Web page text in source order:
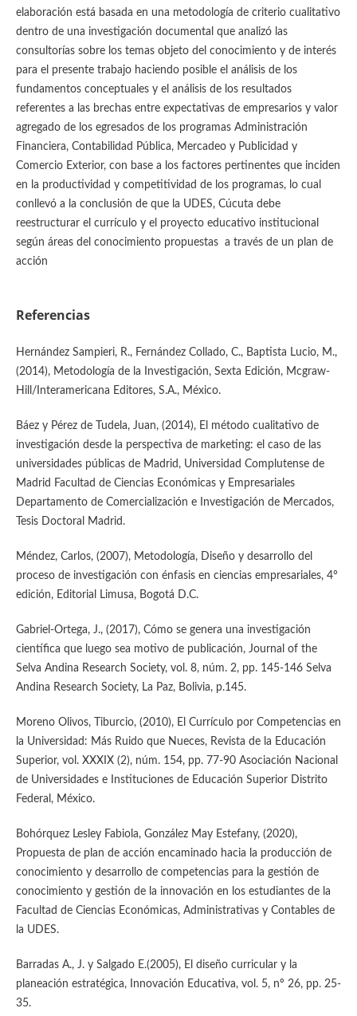
elaboración está basada en una metodología de criterio cualitativo
dentro de una investigación documental que analizó las
consultorías sobre los temas objeto del conocimiento y de interés
para el presente trabajo haciendo posible el análisis de los
fundamentos conceptuales y el análisis de los resultados
referentes a las brechas entre expectativas de empresarios y valor
agregado de los egresados de los programas Administración
Financiera, Contabilidad Pública, Mercadeo y Publicidad y
Comercio Exterior, con base a los factores pertinentes que inciden
en la productividad y competitividad de los programas, lo cual
conllevó a la conclusión de que la UDES, Cúcuta debe
reestructurar el currículo y el proyecto educativo institucional
según áreas del conocimiento propuestas a través de un plan de
acción
Referencias
Hernández Sampieri, R., Fernández Collado, C., Baptista Lucio, M.,
(2014), Metodología de la Investigación, Sexta Edición, Mcgraw-
Hill/Interamericana Editores, S.A., México.
Báez y Pérez de Tudela, Juan, (2014), El método cualitativo de
investigación desde la perspectiva de marketing: el caso de las
universidades públicas de Madrid, Universidad Complutense de
Madrid Facultad de Ciencias Económicas y Empresariales
Departamento de Comercialización e Investigación de Mercados,
Tesis Doctoral Madrid.
Méndez, Carlos, (2007), Metodología, Diseño y desarrollo del
proceso de investigación con énfasis en ciencias empresariales, 4°
edición, Editorial Limusa, Bogotá D.C.
Gabriel-Ortega, J., (2017), Cómo se genera una investigación
científica que luego sea motivo de publicación, Journal of the
Selva Andina Research Society, vol. 8, núm. 2, pp. 145-146 Selva
Andina Research Society, La Paz, Bolivia, p.145.
Moreno Olivos, Tiburcio, (2010), El Currículo por Competencias en
la Universidad: Más Ruido que Nueces, Revista de la Educación
Superior, vol. XXXIX (2), núm. 154, pp. 77-90 Asociación Nacional
de Universidades e Instituciones de Educación Superior Distrito
Federal, México.
Bohórquez Lesley Fabiola, González May Estefany, (2020),
Propuesta de plan de acción encaminado hacia la producción de
conocimiento y desarrollo de competencias para la gestión de
conocimiento y gestión de la innovación en los estudiantes de la
Facultad de Ciencias Económicas, Administrativas y Contables de
la UDES.
Barradas A., J. y Salgado E.(2005), El diseño curricular y la
planeación estratégica, Innovación Educativa, vol. 5, nº 26, pp. 25-
35.